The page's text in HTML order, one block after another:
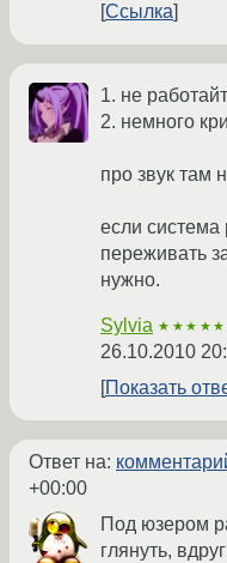
Ссылка
1. не
2. немного
про звук там
если система
переживать
нужно.
Sylvia ★★★★★
26.10.2010
Показать
Ответ на:
+00:00
Под юзером
глянуть,